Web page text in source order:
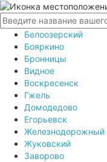
Белоозерский
Бояркино
Бронницы
Видное
Воскресенск
Гжель
Домодедово
Егорьевск
Железнодорожный
Жуковский
Заворово